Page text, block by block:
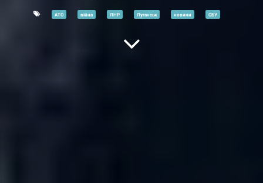
АТО війна ЛНР Луганськ новини СБУ